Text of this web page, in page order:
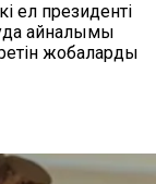
ел президенті
айналымы
жобаларды